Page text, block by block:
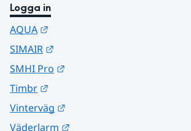
Logga in
AQUA
SIMAIR
SMHI Pro
Timbr
Vinterväg
Väderlarm